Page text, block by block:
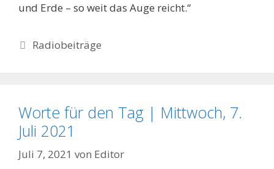
und Erde – so weit das Auge reicht.“
Kategorien
Radiobeiträge
Worte für den Tag | Mittwoch, 7.
Juli 2021
Juli 7, 2021 von Editor